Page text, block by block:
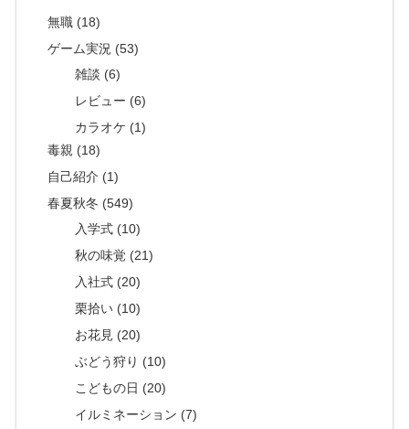
無職 (18)
ゲーム実況 (53)
雑談 (6)
レビュー (6)
カラオケ (1)
毒親 (18)
自己紹介 (1)
春夏秋冬 (549)
入学式 (10)
秋の味覚 (21)
入社式 (20)
栗拾い (10)
お花見 (20)
ぶどう狩り (10)
こどもの日 (20)
イルミネーション (7)